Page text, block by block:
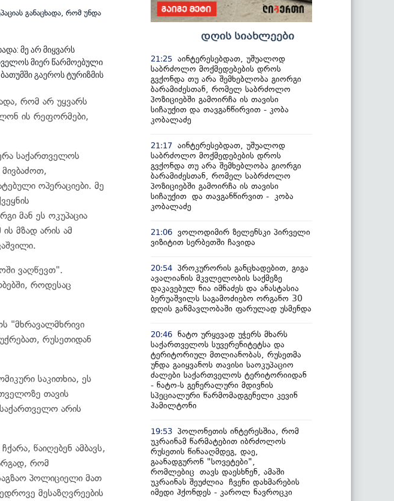
მე არ მიყვარს
მიერ წარმოებული
გაეროს ტურიზმის
რომ არ უყვარს
ის რეფორმები,
საქართველოს
ოპერაციები. მე
მან ეს ოკუპაცია
მზად არის ამ
ვაღწევთ".
როდესაც
"მხრავალმხრივი
რუსეთიდან
საკითხია, ეს
თავის
საქართველო არის
წაიღებენ ამბავს,
რომ
პოლიციელი მათ
მესაზღვრეების
დღის სიახლეები
21:25 აინტერესებდათ, უშუალოდ
საბრძოლო მოქმედებების დროს
გვქონდა თუ არა შემხებლობა გიორგი
ბარამიძესთან, რომელ საბრძოლო
პოზიციებში გამოირჩა ის თავისი
სიჩაუქით და თავგანწირვით - კობა
კობალაძე
21:17 აინტერესებდათ, უშუალოდ
საბრძოლო მოქმედებების დროს
გვქონდა თუ არა შემხებლობა გიორგი
ბარამიძესთან, რომელ საბრძოლო
პოზიციებში გამოირჩა ის თავისი
სიჩაუქით და თავგანწირვით - კობა
კობალაძე
21:06 ვოლოდიმირ ზელენსკი პირველი
ვიზიტით სერბეთში ჩავიდა
20:54 პროკურორის განცხადებით, გიგა
ავალიანის მკვლელობის საქმეზე
დაკავებულ ნია იმნაძეს და ანასტასია
ბერუაშვილს საგამოძიებო ორგანო 30
დღის განმავლობაში ფარულად უსმენდა
20:46 ნატო ურყევად უჭერს მხარს
საქართველოს სუვერენიტეტსა და
ტერიტორიულ მთლიანობას, რუსეთმა
უნდა გაიყვანოს თავისი საოკუპაციო
ძალები საქართველოს ტერიტორიიდან
- ნატო-ს გენერალური მდივნის
სპეციალური წარმომადგენელი კევინ
ჰამილტონი
19:53 პოლონეთის ინტერესშია, რომ
უკრაინამ წარმატებით იბრძოლოს
რუსეთის წინააღმდეგ, დაე,
გაანადგურონ "სოვეტები",
რომლებიც თავს დაესხნენ, ამაში
უკრაინას შეუძლია ჩვენი დახმარების
იმედი ჰქონდეს - კაროლ ნავროცკი